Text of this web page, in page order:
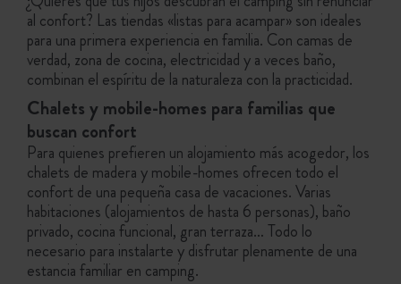
al confort? Las tiendas «listas para acampar» son ideales
para una primera experiencia en familia. Con camas de
verdad, zona de cocina, electricidad y a veces baño,
combinan el espíritu de la naturaleza con la practicidad.
Chalets y mobile-homes para familias que
buscan confort
Para quienes prefieren un alojamiento más acogedor, los
chalets de madera y mobile-homes ofrecen todo el
confort de una pequeña casa de vacaciones. Varias
habitaciones (alojamientos de hasta 6 personas), baño
privado, cocina funcional, gran terraza… Todo lo
necesario para instalarte y disfrutar plenamente de una
estancia familiar en camping.